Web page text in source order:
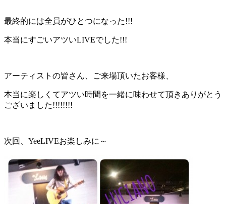
最終的には全員がひとつになった!!!
本当にすごいアツいLIVEでした!!!
アーティストの皆さん、ご来場頂いたお客様、
本当に楽しくてアツい時間を一緒に味わせて頂きありがとう
ございました!!!!!!!!
次回、YeeLIVEお楽しみに～